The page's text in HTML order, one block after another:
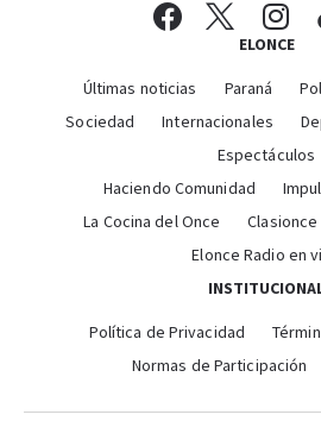
ELONCE
Últimas noticias Paraná
Sociedad
Internacionales
Espectáculos
Haciendo Comunidad
La Cocina del Once
Clasionce
Elonce Radio en
Política de Privacidad
Normas de Participación